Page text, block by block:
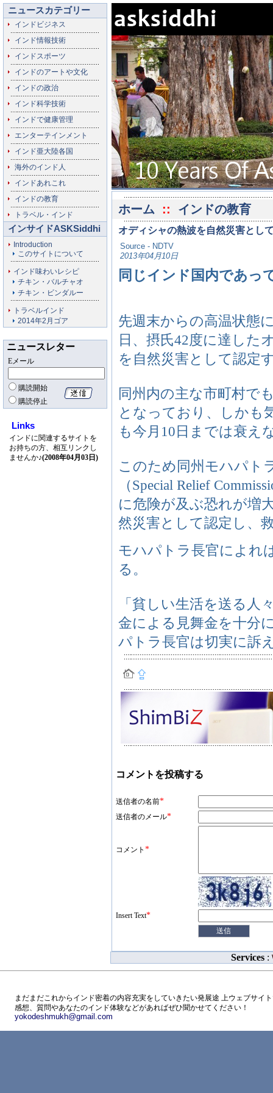
ニュースカテゴリー
インドビジネス
インド情報技術
インドスポーツ
インドのアートや文化
インドの政治
インド科学技術
インドで健康管理
エンターテインメント
インド亜大陸各国
海外のインド人
インドあれこれ
インドの教育
トラベル・インド
インサイドASKSiddhi
Introduction
このサイトについて
インド味わいレシピ
チキン・バルチャオ
チキン・ビンダルー
トラベルインド
2014年2月ゴア
ニュースレター
Eメール
購読開始
購読停止
Links
インドに関連するサイトを
お持ちの方、相互リンクし
ませんか♪(2008年04月03日)
ホーム :: インドの教育
オディシャの熱波を自然災害とし
Source - NDTV
2013年04月10日
同じインド国内であっ
先週末からの高温状態
日、摂氏42度に達した
を自然災害として認定
同州内の主な市町村で
となっており、しかも
も今月10日までは衰え
このため同州モハパト
（Special Relief
に危険が及ぶ恐れが増
然災害として認定し、
モハパトラ長官によれ
る。
「貧しい生活を送る人
金による見舞金を十分
パトラ長官は切実に訴
コメントを投稿する
送信者の名前*
送信者のメール*
コメント *
Insert Text*
Services :
まだまだこれからインド密着の内容充実をしていきたい発展途 上ウェブサイ
感想、質問やあなたのインド体験などがあればぜひ聞かせてください！
yokodeshmukh@gmail.com